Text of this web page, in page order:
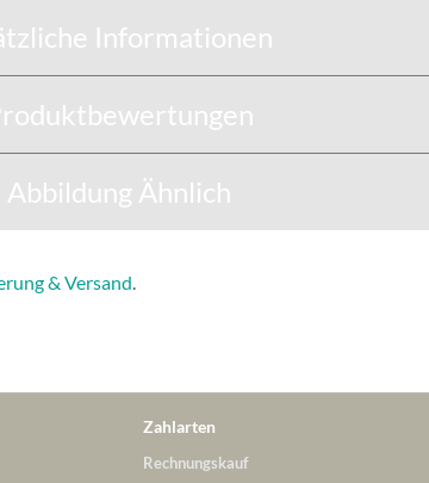
Informationen
Abbildung Ähnlich
& Versand
Zahlarten
Rechnungskauf